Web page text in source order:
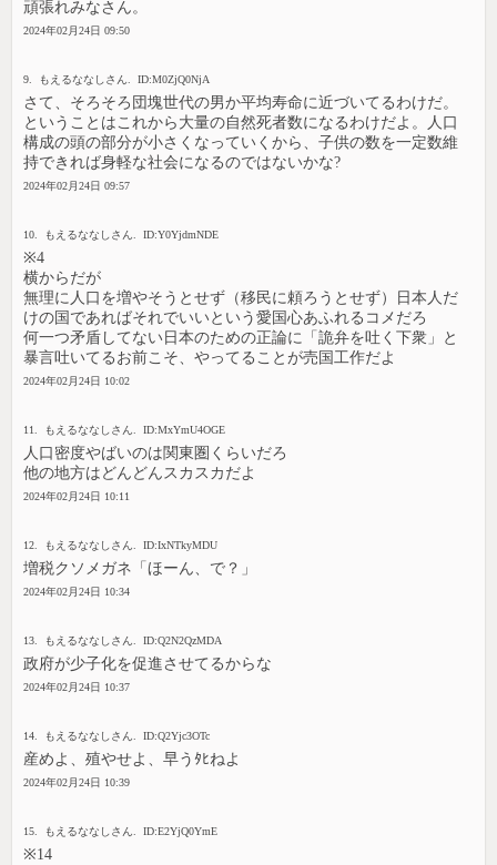
頑張れみなさん。
2024年02月24日 09:50
9. もえるななしさん. ID:M0ZjQ0NjA
さて、そろそろ団塊世代の男か平均寿命に近づいてるわけだ。
ということはこれから大量の自然死者数になるわけだよ。人口
構成の頭の部分が小さくなっていくから、子供の数を一定数維
持できれば身軽な社会になるのではないかな?
2024年02月24日 09:57
10. もえるななしさん. ID:Y0YjdmNDE
※4
横からだが
無理に人口を増やそうとせず（移民に頼ろうとせず）日本人だ
けの国であればそれでいいという愛国心あふれるコメだろ
何一つ矛盾してない日本のための正論に「詭弁を吐く下衆」と
暴言吐いてるお前こそ、やってることが売国工作だよ
2024年02月24日 10:02
11. もえるななしさん. ID:MxYmU4OGE
人口密度やばいのは関東圏くらいだろ
他の地方はどんどんスカスカだよ
2024年02月24日 10:11
12. もえるななしさん. ID:IxNTkyMDU
増税クソメガネ「ほーん、で？」
2024年02月24日 10:34
13. もえるななしさん. ID:Q2N2QzMDA
政府が少子化を促進させてるからな
2024年02月24日 10:37
14. もえるななしさん. ID:Q2Yjc3OTc
産めよ、殖やせよ、早うﾀﾋねよ
2024年02月24日 10:39
15. もえるななしさん. ID:E2YjQ0YmE
※14